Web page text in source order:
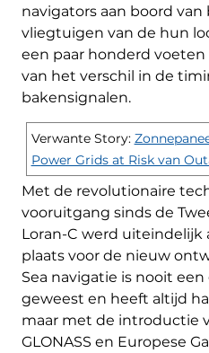
navigators aan boord
vliegtuigen van de hun
een paar honderd
van het verschil in de
bakensignalen.
Verwante Story:
Power Grids at Risk van
Met de revolutionaire
vooruitgang sinds de
Loran-C werd
plaats voor de nieuw
Sea navigatie is nooit
geweest en heeft altijd
maar met de introductie
GLONASS en Europese